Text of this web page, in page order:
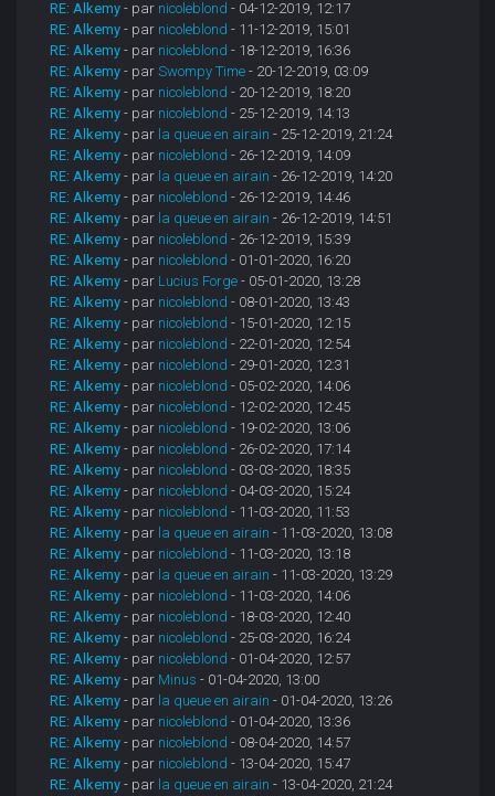
RE: Alkemy - par nicoleblond - 04-12-2019, 12:17
RE: Alkemy - par nicoleblond - 11-12-2019, 15:01
RE: Alkemy - par nicoleblond - 18-12-2019, 16:36
RE: Alkemy - parSwompy Time - 20-12-2019, 03:09
RE: Alkemy - par nicoleblond - 20-12-2019, 18:20
RE: Alkemy - par nicoleblond - 25-12-2019, 14:13
RE: Alkemy - par la queue en airain - 25-12-2019, 21:24
RE: Alkemy - par nicoleblond - 26-12-2019, 14:09
RE: Alkemy - par la queue en airain - 26-12-2019, 14:20
RE: Alkemy - par nicoleblond - 26-12-2019, 14:46
RE: Alkemy - par la queue en airain - 26-12-2019, 14:51
RE: Alkemy - par nicoleblond - 26-12-2019, 15:39
RE: Alkemy - par nicoleblond - 01-01-2020, 16:20
RE: Alkemy - par Lucius Forge - 05-01-2020, 13:28
RE: Alkemy - par nicoleblond - 08-01-2020, 13:43
RE: Alkemy - par nicoleblond - 15-01-2020, 12:15
RE: Alkemy - par nicoleblond - 22-01-2020, 12:54
RE: Alkemy - par nicoleblond - 29-01-2020, 12:31
RE: Alkemy - par nicoleblond - 05-02-2020, 14:06
RE: Alkemy - par nicoleblond - 12-02-2020, 12:45
RE: Alkemy - par nicoleblond - 19-02-2020, 13:06
RE: Alkemy - par nicoleblond - 26-02-2020, 17:14
RE: Alkemy - par nicoleblond - 03-03-2020, 18:35
RE: Alkemy - par nicoleblond - 04-03-2020, 15:24
RE: Alkemy - par nicoleblond - 11-03-2020, 11:53
RE: Alkemy - par la queue en airain - 11-03-2020, 13:08
RE: Alkemy - par nicoleblond - 11-03-2020, 13:18
RE: Alkemy - par la queue en airain - 11-03-2020, 13:29
RE: Alkemy - par nicoleblond - 11-03-2020, 14:06
RE: Alkemy - par nicoleblond - 18-03-2020, 12:40
RE: Alkemy - par nicoleblond - 25-03-2020, 16:24
RE: Alkemy - par nicoleblond - 01-04-2020, 12:57
RE: Alkemy - par Minus - 01-04-2020, 13:00
RE: Alkemy - par la queue en airain - 01-04-2020, 13:26
RE: Alkemy - par nicoleblond - 01-04-2020, 13:36
RE: Alkemy - par nicoleblond - 08-04-2020, 14:57
RE: Alkemy - par nicoleblond - 13-04-2020, 15:47
RE: Alkemy - par la queue en airain - 13-04-2020, 21:24